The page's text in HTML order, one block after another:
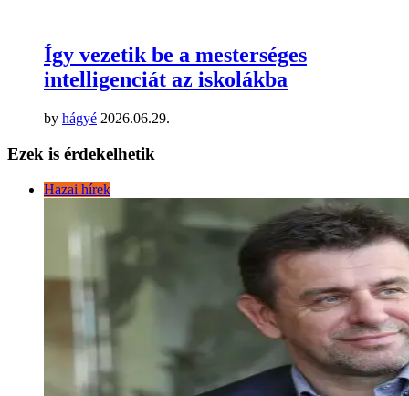
Így vezetik be a mesterséges
intelligenciát az iskolákba
by hágyé 2026.06.29.
Ezek is érdekelhetik
Hazai hírek